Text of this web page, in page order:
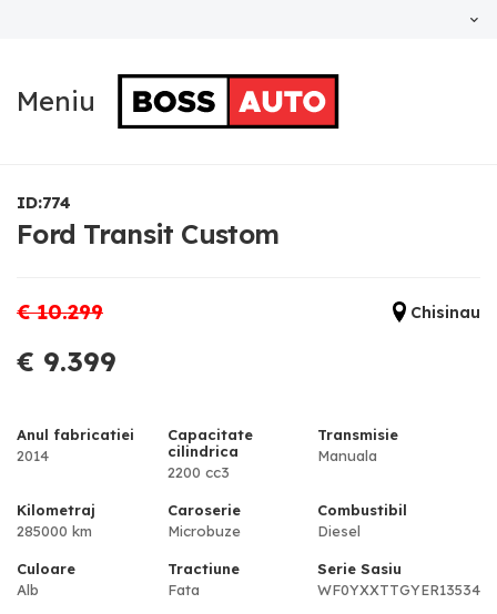
Meniu
ID:774
Ford Transit Custom
€ 10.299 Chisinau
€ 9.399
Anul fabricatiei
2014
Capacitate
cilindrica
2200 cc3
Transmisie
Manuala
Kilometraj
285000 km
Caroserie
Microbuze
Combustibil
Diesel
Culoare
Alb
Tractiune
Fata
Serie Sasiu
WF0YXXTTGYER13534